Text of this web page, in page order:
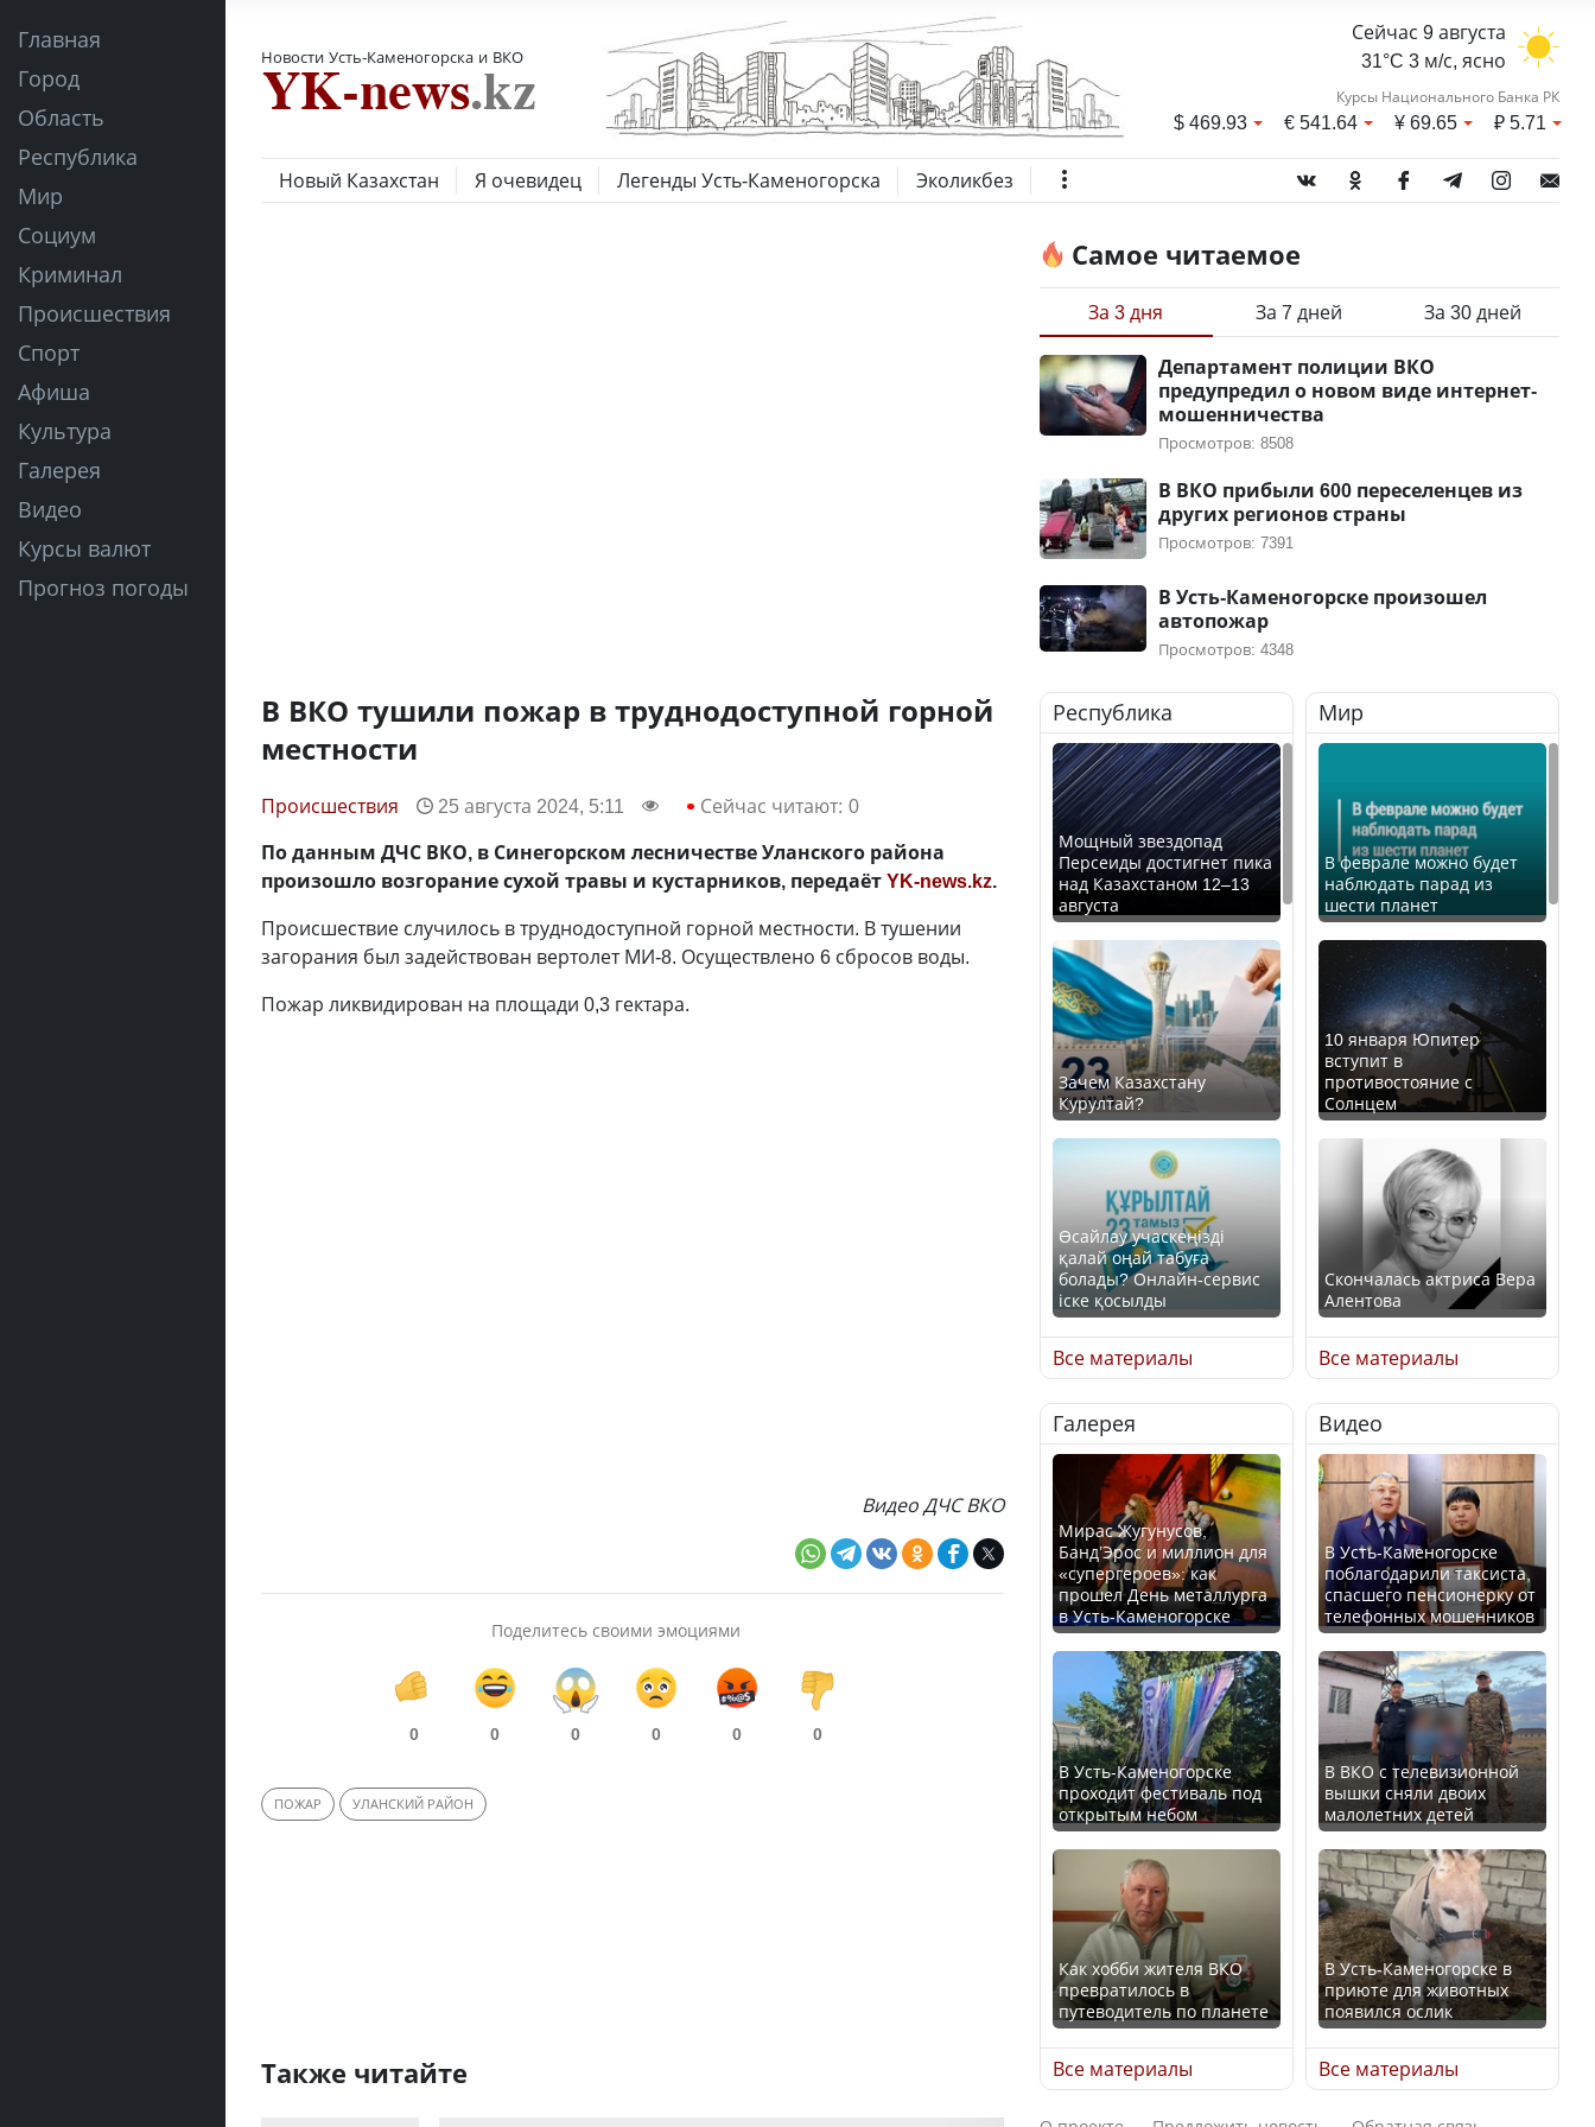
Главная
Город
Область
Республика
Мир
Социум
Криминал
Происшествия
Спорт
Афиша
Культура
Галерея
Видео
Курсы валют
Прогноз погоды
Новости Усть-Каменогорска и ВКО
Сейчас 9 августа
31°C 3 м/с, ясно
Курсы Национального Банка РК
$469.93 €541.64 ¥69.65 ₽5.71
Новый Казахстан Я очевидец Легенды Усть-Каменогорска Эколикбез
В ВКО тушили пожар в труднодоступной горной
местности
Происшествия 25 августа 2024, 5:11 Сейчас читают: 0
По данным ДЧС ВКО, в Синегорском лесничестве Уланского района
произошло возгорание сухой травы и кустарников, передаётYK-news.kz.
Происшествие случилось в труднодоступной горной местности. В тушении
загорания был задействован вертолет МИ-8. Осуществлено 6 сбросов воды.
Пожар ликвидирован на площади 0,3 гектара.
Видео ДЧС ВКО
Поделитесь своими эмоциями
0 0 0 0 0 0
ПОЖАР УЛАНСКИЙ РАЙОН
Также читайте
Самое читаемое
За 3 дня За 7 дней За 30 дней
Департамент полиции ВКО
предупредил о новом виде интернет-
мошенничества
Просмотров: 8508
В ВКО прибыли 600 переселенцев из
других регионов страны
Просмотров: 7391
В Усть-Каменогорске произошел
автопожар
Просмотров: 4348
Республика
Мощный звездопад
Персеиды достигнет пика
над Казахстаном 12–13
августа
Зачем Казахстану
Курултай?
Өсайлау учаскеңізді
қалай оңай табуға
болады? Онлайн-сервис
іске қосылды
Как легко найти свой
участок для голосования?
Минтруда назвало
отрасли с самыми
высокими зарплатными
предложениями
Искусственный интеллект
официально включили в
школьную программу
Казахстана
В Казахстане стало
проще получить
направления на
медицинские
обследования
Все материалы
Мир
В феврале можно будет
наблюдать парад из
шести планет
10 января Юпитер
вступит в
противостояние с
Солнцем
Скончалась актриса Вера
Алентова
В РФ вынесен заочный
приговор по уголовному
делу об убийстве Игоря
Талькова
В России введены
дополнительные
ограничения для
казахстанских прав
Трамп официально
вступил в должность
президента США
Луну признали объектом
культурного наследия,
находящегося под
угрозой исчезновения
Все материалы
Галерея
Мирас Жугунусов,
Банд’Эрос и миллион для
«супергероев»: как
прошел День металлурга
в Усть-Каменогорске
В Усть-Каменогорске
проходит фестиваль под
открытым небом
Как хобби жителя ВКО
превратилось в
путеводитель по планете
Все материалы
Видео
В Усть-Каменогорске
поблагодарили таксиста,
спасшего пенсионерку от
телефонных мошенников
В ВКО с телевизионной
вышки сняли двоих
малолетних детей
В Усть-Каменогорске в
приюте для животных
появился ослик
Все материалы